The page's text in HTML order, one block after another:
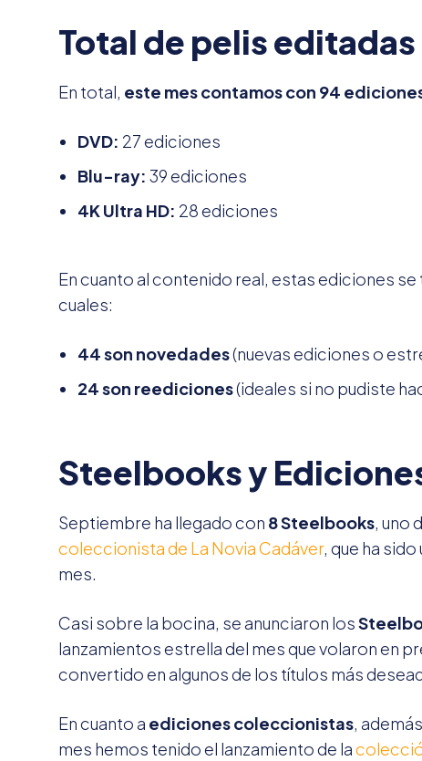
Total de pelis
En total, este mes contamos con 94
DVD: 27 ediciones
Blu-ray: 39 ediciones
4K Ultra HD: 28 ediciones
En cuanto al contenido real, estas ediciones se
cuales:
44 son novedades(nuevas ediciones o
24 son reediciones(ideales si no pudiste
Steelbooks y
Septiembre ha llegado con 8 Steelbooks, uno
coleccionista de La Novia Cadáver, que ha
mes.
Casi sobre la bocina, se anunciaron los
lanzamientos estrella del mes que volaron en
convertido en algunos de los títulos más
En cuanto a ediciones coleccionistas,
mes hemos tenido el lanzamiento de la